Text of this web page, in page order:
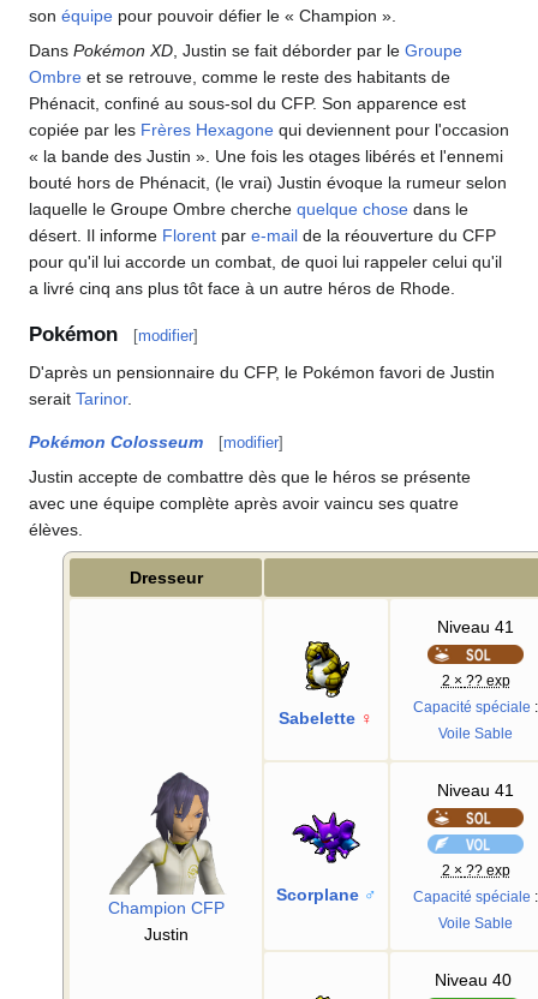
son équipe pour pouvoir défier le « Champion ».
Dans Pokémon XD , Justin se fait déborder par le Groupe
Ombre et se retrouve, comme le reste des habitants de
Phénacit, confiné au sous-sol du CFP. Son apparence est
copiée par les Frères Hexagone qui deviennent pour l'occasion
« la bande des Justin ». Une fois les otages libérés et l'ennemi
bouté hors de Phénacit, (le vrai) Justin évoque la rumeur selon
laquelle le Groupe Ombre cherche quelque chose dans le
désert. Il informe Florent par e-mail de la réouverture du CFP
pour qu'il lui accorde un combat, de quoi lui rappeler celui qu'il
a livré cinq ans plus tôt face à un autre héros de Rhode.
Pokémon [modifier]
D'après un pensionnaire du CFP, le Pokémon favori de Justin
serait Tarinor.
Pokémon Colosseum [modifier]
Justin accepte de combattre dès que le héros se présente
avec une équipe complète après avoir vaincu ses quatre
élèves.
Dresseur
Champion CFP
Justin
Sabelette ♀
Niveau 41
2 × ?? exp
Capacité spéciale :
Voile Sable
Scorplane ♂
Niveau 41
2 × ?? exp
Capacité spéciale :
Voile Sable
Niveau 40